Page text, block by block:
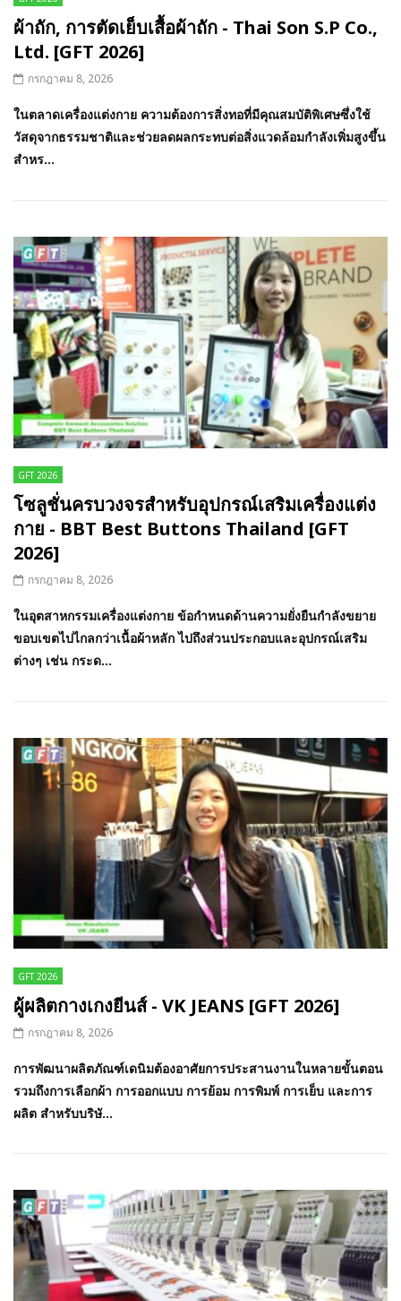
ผ้าถัก, การตัดเย็บเสื้อผ้าถัก - Thai Son S.P Co.,
Ltd. [GFT 2026]
กรกฎาคม 8, 2026
ในตลาดเครื่องแต่งกาย ความต้องการสิ่งทอที่มีคุณสมบัติพิเศษซึ่งใช้
วัสดุจากธรรมชาติและช่วยลดผลกระทบต่อสิ่งแวดล้อมกำลังเพิ่มสูงขึ้น
สำหร...
GFT 2026
โซลูชั่นครบวงจรสำหรับอุปกรณ์เสริมเครื่องแต่ง
กาย - BBT Best Buttons Thailand [GFT
2026]
กรกฎาคม 8, 2026
ในอุตสาหกรรมเครื่องแต่งกาย ข้อกำหนดด้านความยั่งยืนกำลังขยาย
ขอบเขตไปไกลกว่าเนื้อผ้าหลัก ไปถึงส่วนประกอบและอุปกรณ์เสริม
ต่างๆ เช่น กระด...
GFT 2026
ผู้ผลิตกางเกงยีนส์ - VK JEANS [GFT 2026]
กรกฎาคม 8, 2026
การพัฒนาผลิตภัณฑ์เดนิมต้องอาศัยการประสานงานในหลายขั้นตอน
รวมถึงการเลือกผ้า การออกแบบ การย้อม การพิมพ์ การเย็บ และการ
ผลิต สำหรับบริษั...